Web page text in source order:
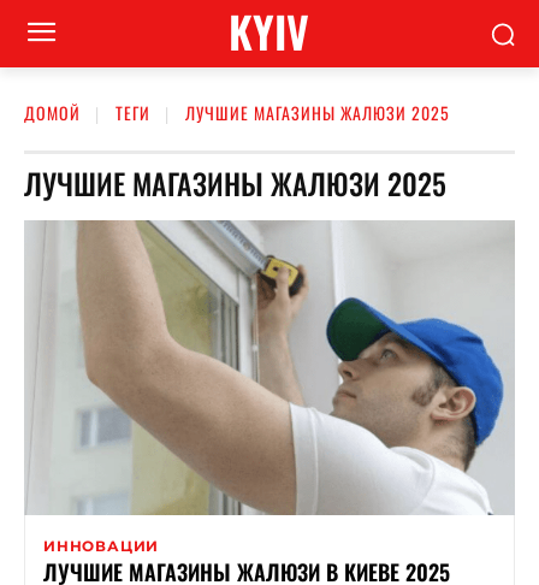
KYIV
ДОМОЙ ТЕГИ ЛУЧШИЕ МАГАЗИНЫ ЖАЛЮЗИ 2025
ЛУЧШИЕ МАГАЗИНЫ ЖАЛЮЗИ 2025
ИННОВАЦИИ
ЛУЧШИЕ МАГАЗИНЫ ЖАЛЮЗИ В КИЕВЕ 2025